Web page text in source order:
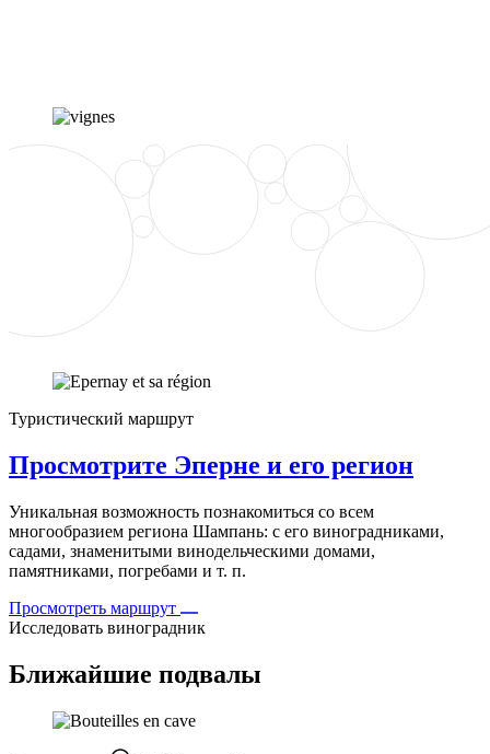
Туристический маршрут
Просмотрите Эперне и его регион
Уникальная возможность познакомиться со всем
многообразием региона Шампань: с его виноградниками,
садами, знаменитыми винодельческими домами,
памятниками, погребами и т. п.
Просмотреть маршрут
Исследовать виноградник
Ближайшие подвалы